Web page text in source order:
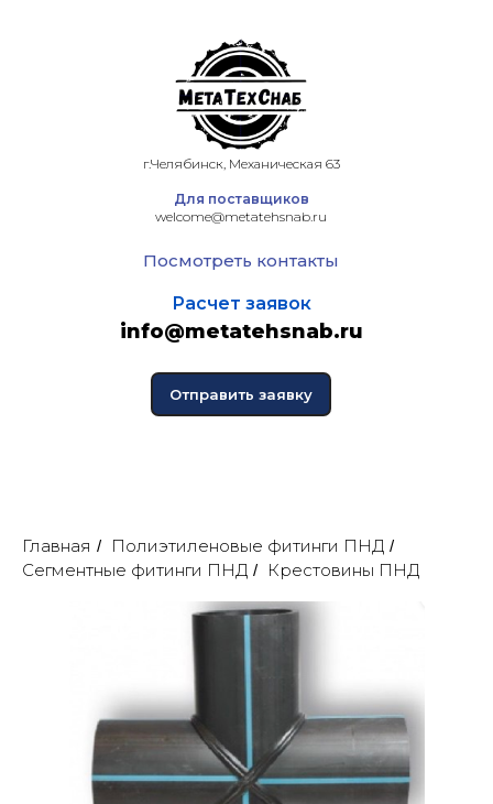
г.Челябинск, Механическая 63
Для поставщиков
welcome@metatehsnab.ru
Посмотреть контакты
Расчет заявок
info@metatehsnab.ru
Отправить заявку
Главная / Полиэтиленовые фитинги ПНД /
Сегментные фитинги ПНД / Крестовины ПНД